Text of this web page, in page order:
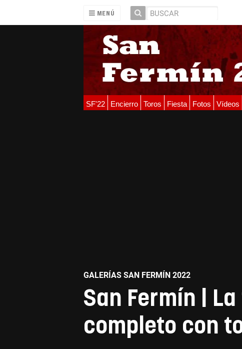
MENÚ
SF'22 Encierro Toros Fiesta Fotos Vídeos
GALERÍAS SAN FERMÍN 2022
San Fermín |
completo con